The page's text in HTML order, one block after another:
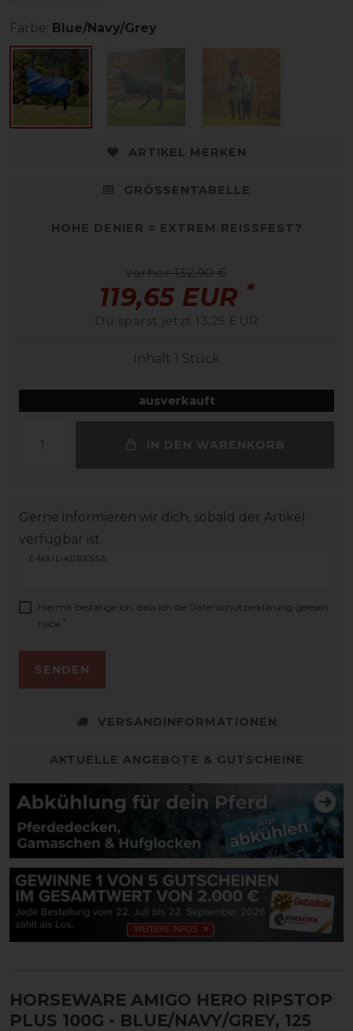
Farbe: Blue/Navy/Grey
ARTIKEL MERKEN
GRÖSSENTABELLE
HOHE DENIER = EXTREM REISSFEST?
vorher 132,90 €
119,65 EUR *
Du sparst jetzt 13,25 EUR
Inhalt 1 Stück
ausverkauft
IN DEN WARENKORB
Gerne informieren wir dich, sobald der Artikel
verfügbar ist.
E-MAIL-ADRESSE
Hiermit bestätige ich, dass ich die Daten­schutz­erklärung gelesen
habe. *
SENDEN
VERSANDINFORMATIONEN
AKTUELLE ANGEBOTE & GUTSCHEINE
HORSEWARE AMIGO HERO RIPSTOP
PLUS 100G - BLUE/NAVY/GREY, 125